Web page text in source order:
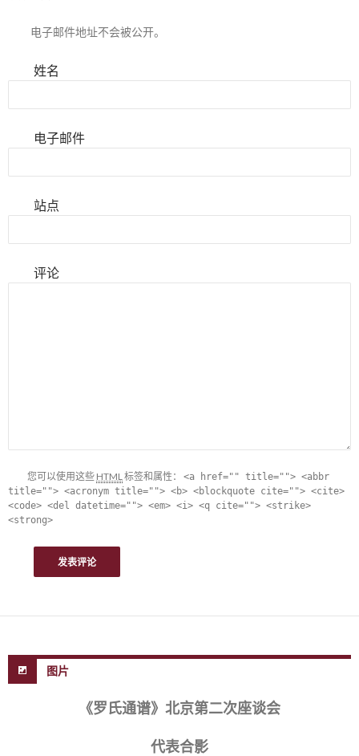
电子邮件地址不会被公开。
姓名
电子邮件
站点
评论
您可以使用这些 HTML标签和属性： <a href="" title=""> <abbr
title=""> <acronym title=""> <b> <blockquote cite=""> <cite>
<code> <del datetime=""> <em> <i> <q cite=""> <strike>
<strong>
图片
《罗氏通谱》北京第二次座谈会
代表合影